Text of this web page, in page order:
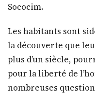
Sococim.
Les habitants sont
la découverte que
plus d’un siècle,
pour la liberté de
nombreuses